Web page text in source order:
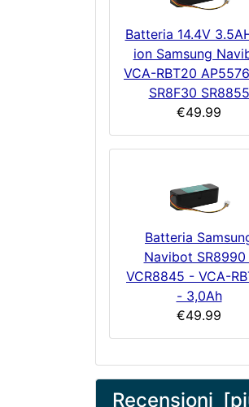
Batteria 14.4V
ion Samsung
VCA-RBT20
SR8F30 SR8855
€49.99
Batteria
Navibot
VCR8845 - VCA-
- 3,0Ah
€49.99
Recensioni